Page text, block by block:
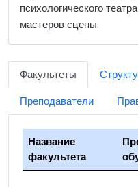
психологического
мастеров сцены.
Факультеты
Преподаватели
Название
факультета